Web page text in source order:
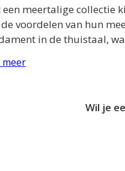
een meertalige collectie
voordelen van hun
in de thuistaal,
meer
Wil je